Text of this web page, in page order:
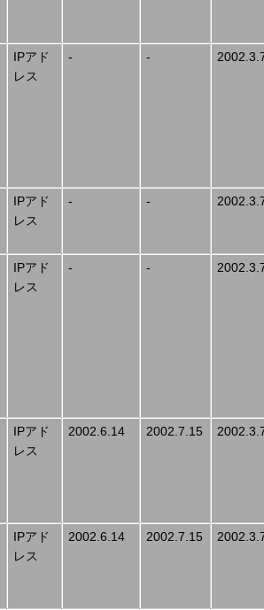
IPアド
レス
- -
IPアド
レス
- -
IPアド
レス
- -
IPアド
レス
2002.6.14 2002.7.15
IPアド
レス
2002.6.14 2002.7.15